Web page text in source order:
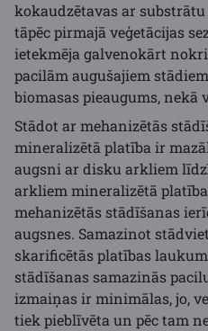
kokaudzētavas ar
tāpēc pirmajā veģetācijas
ietekmēja galvenokārt
pacilām augušajiem
biomasas pieaugums, nekā
Stādot ar mehanizētās
mineralizētā platība ir
augsni ar disku arkliem
arkliem mineralizētā platība
mehanizētās stādīšanas
augsnes. Samazinot
skarificētās platības
stādīšanas samazinās
izmaiņas ir minimālas, jo,
tiek pieblīvēta un pēc tam